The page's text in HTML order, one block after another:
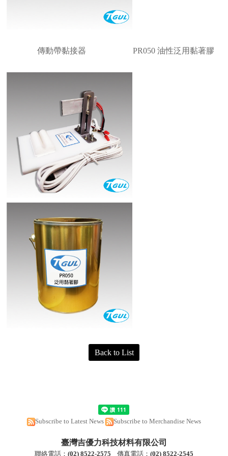
傳動帶黏接器 PR050 油性泛用黏著膠
Back to List
Subscribe to Latest News Subscribe to Merchandise News
臺灣吉優力科技材料有限公司
聯絡電話： (02) 8522-2575 傳真電話： (02) 8522-2545